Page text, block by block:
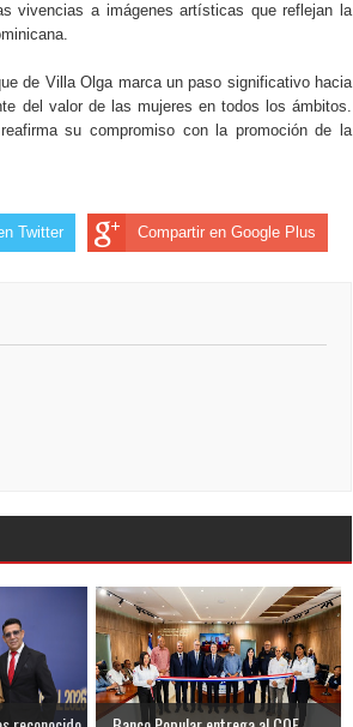
vivencias a imágenes artísticas que reflejan la
de Villa Olga marca un paso significativo hacia
del valor de las mujeres en todos los ámbitos.
su compromiso con la promoción de la
Twitter Compartir en Google Plus